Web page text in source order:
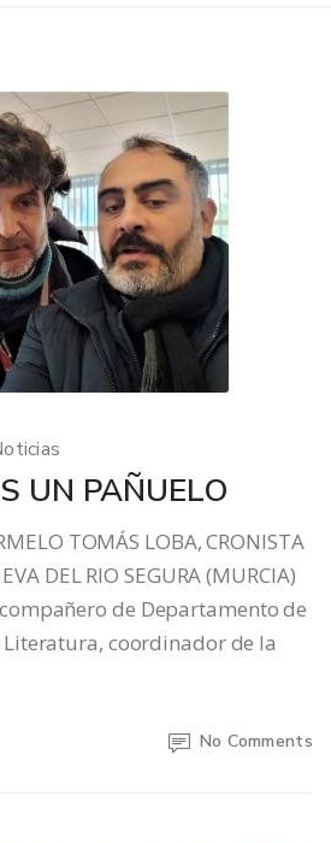
UN PAÑUELO
TOMÁS LOBA, CRONISTA
DEL RIO SEGURA (MURCIA)
de Departamento de
Literatura, coordinador de la
No Comments